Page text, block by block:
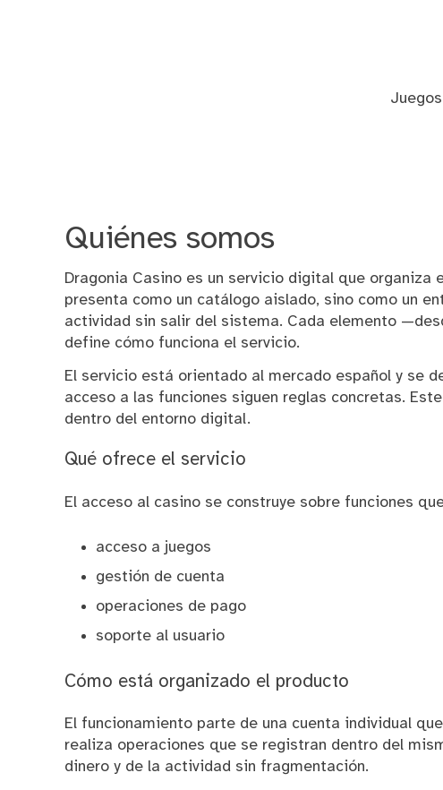
Quiénes somos
Dragonia Casino es un servicio digital que
presenta como un catálogo aislado, sino como un
actividad sin salir del sistema. Cada elemento
define cómo funciona el servicio.
El servicio está orientado al mercado español y se
acceso a las funciones siguen reglas concretas.
dentro del entorno digital.
Qué ofrece el servicio
El acceso al casino se construye sobre funciones
acceso a juegos
gestión de cuenta
operaciones de pago
soporte al usuario
Cómo está organizado el producto
El funcionamiento parte de una cuenta individual
realiza operaciones que se registran dentro del
dinero y de la actividad sin fragmentación.